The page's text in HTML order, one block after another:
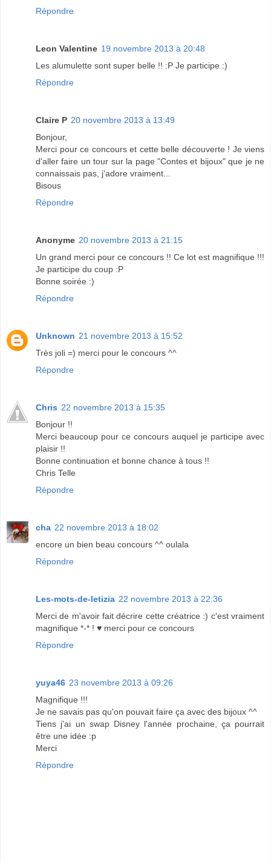
Répondre
Leon Valentine 19 novembre 2013 à 20:48
Les alumulette sont super belle !! :P Je participe :)
Répondre
Claire P 20 novembre 2013 à 13:49
Bonjour,
Merci pour ce concours et cette belle découverte ! Je viens
d'aller faire un tour sur la page "Contes et bijoux" que je ne
connaissais pas, j'adore vraiment...
Bisous
Répondre
Anonyme 20 novembre 2013 à 21:15
Un grand merci pour ce concours !! Ce lot est magnifique !!!
Je participe du coup :P
Bonne soirée :)
Répondre
Unknown 21 novembre 2013 à 15:52
Très joli =) merci pour le concours ^^
Répondre
Chris 22 novembre 2013 à 15:35
Bonjour !!
Merci beaucoup pour ce concours auquel je participe avec
plaisir !!
Bonne continuation et bonne chance à tous !!
Chris Telle
Répondre
cha 22 novembre 2013 à 18:02
encore un bien beau concours ^^ oulala
Répondre
Les-mots-de-letizia 22 novembre 2013 à 22:36
Merci de m'avoir fait décrire cette créatrice :) c'est vraiment
magnifique *-* ! ♥ merci pour ce concours
Répondre
yuya46 23 novembre 2013 à 09:26
Magnifique !!!
Je ne savais pas qu'on pouvait faire ça avec des bijoux ^^
Tiens j'ai un swap Disney l'année prochaine, ça pourrait
être une idée :p
Merci
Répondre